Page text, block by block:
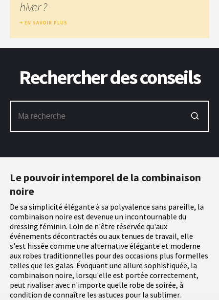
Le pouvoir intemporel de la combinaison
noire
De sa simplicité élégante à sa polyvalence sans pareille, la
combinaison noire est devenue un incontournable du
dressing féminin. Loin de n'être réservée qu'aux
événements décontractés ou aux tenues de travail, elle
s'est hissée comme une alternative élégante et moderne
aux robes traditionnelles pour des occasions plus formelles
telles que les galas. Évoquant une allure sophistiquée, la
combinaison noire, lorsqu'elle est portée correctement,
peut rivaliser avec n'importe quelle robe de soirée, à
condition de connaître les astuces pour la sublimer.
hiver ?
EN SAVOIR PLUS
Rechercher des conseils